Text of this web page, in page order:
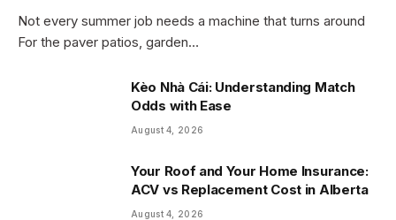
Not every summer job needs a machine that turns around
For the paver patios, garden…
Kèo Nhà Cái: Understanding Match
Odds with Ease
August 4, 2026
Your Roof and Your Home Insurance:
ACV vs Replacement Cost in Alberta
August 4, 2026